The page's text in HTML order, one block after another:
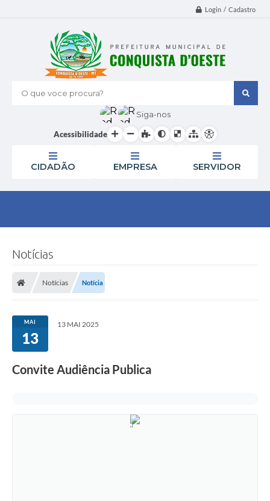
Login / Cadastro
O que voce procura?
Siga-nos
Acessibilidade
CIDADÃO EMPRESA SERVIDOR
Notícias
Notícias Notícia
MAI
13
13 MAI 2025
Convite Audiência Publica